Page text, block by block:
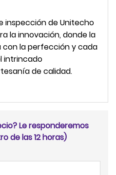
inspección de Unitecho
la innovación, donde la
la perfección y cada
intrincado
de calidad.
Le responderemos
de las 12 horas)